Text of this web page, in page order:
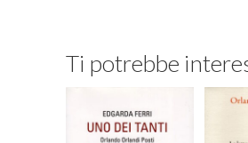
Ti potrebbe